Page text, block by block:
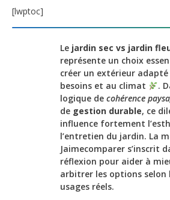
[lwptoc]
Le jardin sec vs jardin
représente un choix
créer un extérieur
besoins et au climat
.
logique de cohérence
de gestion durable, ce
influence fortement
l’entretien du jardin. La
Jaimecomparer s’inscrit
réflexion pour aider à
arbitrer les options selon
usages réels.